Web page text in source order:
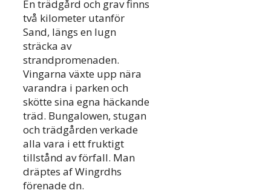
En trädgård och grav finns
två kilometer utanför
Sand, längs en lugn
sträcka av
strandpromenaden.
Vingarna växte upp nära
varandra i parken och
skötte sina egna häckande
träd. Bungalowen, stugan
och trädgården verkade
alla vara i ett fruktigt
tillstånd av förfall. Man
dräptes af Wingrdhs
förenade dn.